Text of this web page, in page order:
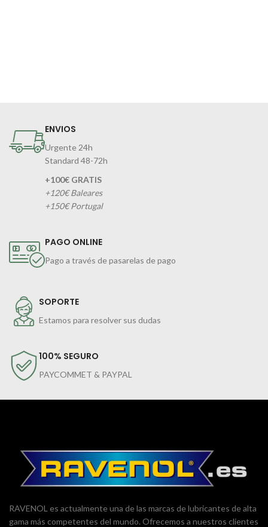
ENVIOS
Urgente 24h
Standard 48-72h
+100€ GRATIS
+120€ Baleares
+150€ Portugal
PAGO ONLINE
Pago a través de pasarelas de pago
SOPORTE
Estamos para resolver sus dudas
100% SEGURO
PAYCOMMET & PAYPAL
RAVENOL es actualmente una de las marcas de lubricantes de alta
gama más competentes del mundo. Ofrecemos a nuestros clientes